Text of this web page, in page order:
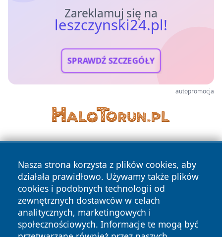
Zareklamuj się na
leszczynski24.pl!
SPRAWDŹ SZCZEGÓŁY
autopromocja
Nasza strona korzysta z plików cookies, aby
działała prawidłowo. Używamy także plików
cookies i podobnych technologii od
zewnętrznych dostawców w celach
analitycznych, marketingowych i
społecznościowych. Informacje te mogą być
Copyright © 2026 leszczynski24.pl Wszystkie prawa
zastrzeżone.